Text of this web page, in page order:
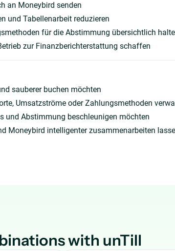
an Moneybird senden
und Tabellenarbeit reduzieren
für die Abstimmung übersichtlich
zur Finanzberichterstattung schaffen
sauberer buchen möchten
Umsatzströme oder Zahlungsmethoden
und Abstimmung beschleunigen möchten
Moneybird intelligenter zusammenarbeiten
with unTill